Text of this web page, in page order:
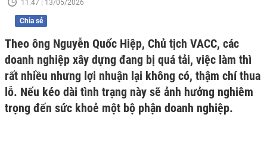
11:47 | 13/05/2026
Chia sẻ
Theo ông Nguyễn Quốc Hiệp, Chủ tịch VACC, các
doanh nghiệp xây dựng đang bị quá tải, việc làm thì
rất nhiều nhưng lợi nhuận lại không có, thậm chí thua
lỗ. Nếu kéo dài tình trạng này sẽ ảnh hưởng nghiêm
trọng đến sức khoẻ một bộ phận doanh nghiệp.